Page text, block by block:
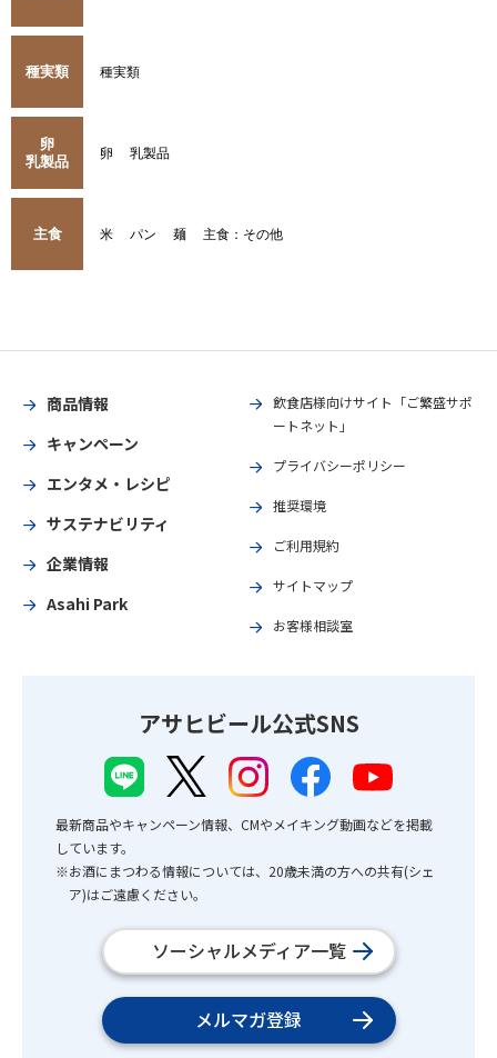
種実類 種実類
卵
乳製品
卵 乳製品
主食 米 パン 麺 主食：その他
商品情報
キャンペーン
エンタメ・レシピ
サステナビリティ
企業情報
Asahi Park
飲食店様向けサイト「ご繁盛サポ
ートネット」
プライバシーポリシー
推奨環境
ご利用規約
サイトマップ
お客様相談室
アサヒビール公式SNS
最新商品やキャンペーン情報、CMやメイキング動画などを掲載
しています。
※お酒にまつわる情報については、20歳未満の方への共有(シェ
ア)はご遠慮ください。
ソーシャルメディア一覧
メルマガ登録